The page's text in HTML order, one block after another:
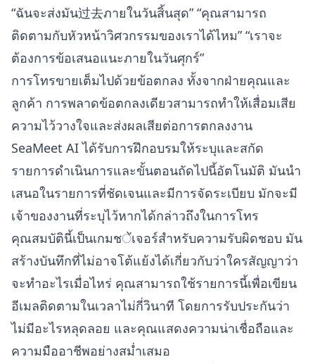
“ฉันจะส่งมัน过去ภายในวันสิ้นสุด” “คุณสามารถ
ติดตามกับหัวหน้าวิศวกรรมของเราได้ไหม” “เราจะ
ต้องการข้อเสนอแนะภายในวันศุกร์”
การโทรขายเต็มไปด้วยข้อตกลง ทั้งจากฝ่ายคุณและ
ลูกค้า การพลาดข้อตกลงเดียวสามารถทำให้เสื่อมเสีย
ความไว้วางใจและส่งผลเสียต่อการตกลงงาน
SeaMeet AI ได้รับการฝึกอบรมให้ระบุและสกัด
รายการดำเนินการและขั้นตอนถัดไปนี้อัตโนมัติ มันนำ
เสนอในรายการที่ชัดเจนและมีการจัดระเบียบ มักจะมี
เจ้าของงานที่ระบุไว้หากได้กล่าวถึงในการโทร
คุณสมบัตินี้เป็นเกมชेंเจอร์สำหรับความรับผิดชอบ มัน
สร้างบันทึกที่ไม่อาจโต้แย้งได้เกี่ยวกับว่าใครสัญญาว่า
จะทำอะไรเมื่อไหร่ คุณสามารถใช้รายการนี้เพื่อเขียน
อีเมลติดตามในเวลาไม่กี่วินาที โดยการรับประกันว่า
ไม่มีอะไรหลุดลอย และคุณแสดงความน่าเชื่อถือและ
ความมืออาชีพอย่างสม่ำเสมอ